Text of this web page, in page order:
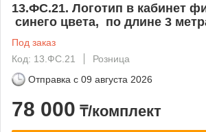
13.ФС.21. Логотип в кабинет
синего цвета, по длине 3
Под заказ
Код: 13.ФС.21
Розница
Отправка с 09 августа 2026
78 000 ₸/комплект